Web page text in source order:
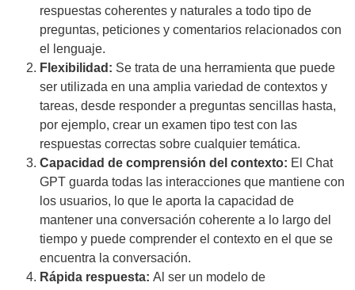
respuestas coherentes y naturales a todo tipo de
preguntas, peticiones y comentarios relacionados con
el lenguaje.
Flexibilidad: Se trata de una herramienta que puede
ser utilizada en una amplia variedad de contextos y
tareas, desde responder a preguntas sencillas hasta,
por ejemplo, crear un examen tipo test con las
respuestas correctas sobre cualquier temática.
Capacidad de comprensión del contexto: El Chat
GPT guarda todas las interacciones que mantiene con
los usuarios, lo que le aporta la capacidad de
mantener una conversación coherente a lo largo del
tiempo y puede comprender el contexto en el que se
encuentra la conversación.
Rápida respuesta: Al ser un modelo de